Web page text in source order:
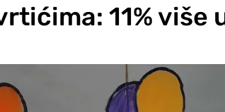
11% više